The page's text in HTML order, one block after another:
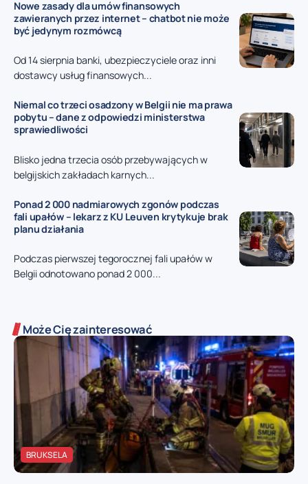
Nowe zasady dla umów finansowych
zawieranych przez internet – chatbot nie może
być jedynym rozmówcą
Od 14 sierpnia banki, ubezpieczyciele oraz inni
dostawcy usług finansowych...
Niemal co trzeci osadzony w Belgii nie ma prawa
pobytu – dane z odpowiedzi ministerstwa
sprawiedliwości
Blisko jedna trzecia osób przebywających w
belgijskich zakładach karnych...
Ponad 2 000 nadmiarowych zgonów podczas
fali upałów – lekarz z KU Leuven krytykuje brak
planu działania
Podczas pierwszej tegorocznej fali upałów w
Belgii odnotowano ponad 2 000...
Może Cię zainteresować
BRUKSELA